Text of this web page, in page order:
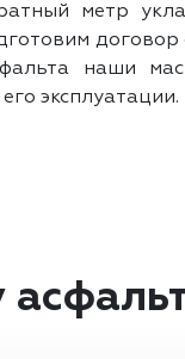
метр
договор
наши
эксплуатации.